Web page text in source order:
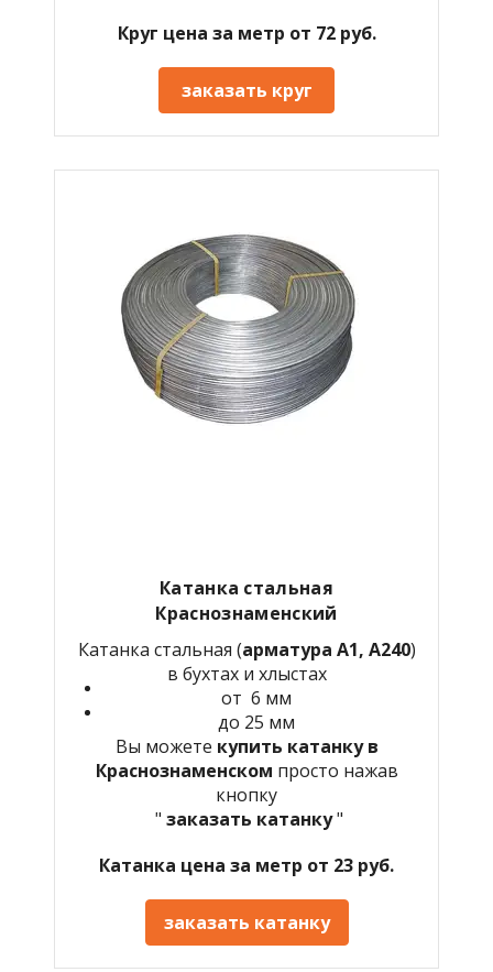
Круг цена за метр от 72 руб.
заказать круг
Катанка стальная
Краснознаменский
Катанка стальная (арматура А1, А240)
в бухтах и хлыстах
от 6 мм
до 25 мм
Вы можете купить катанку в
Краснознаменском просто нажав
кнопку
" заказать катанку"
Катанка цена за метр от 23 руб.
заказать катанку